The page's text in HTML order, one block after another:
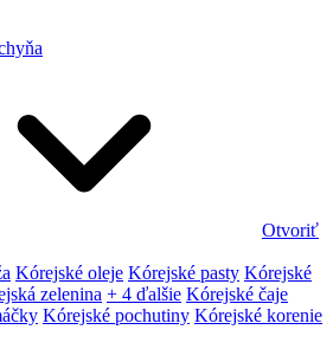
Otvoriť
Kórejské oleje Kórejské pasty Kórejské
zelenina + 4 ďalšie Kórejské čaje
Kórejské pochutiny Kórejské korenie